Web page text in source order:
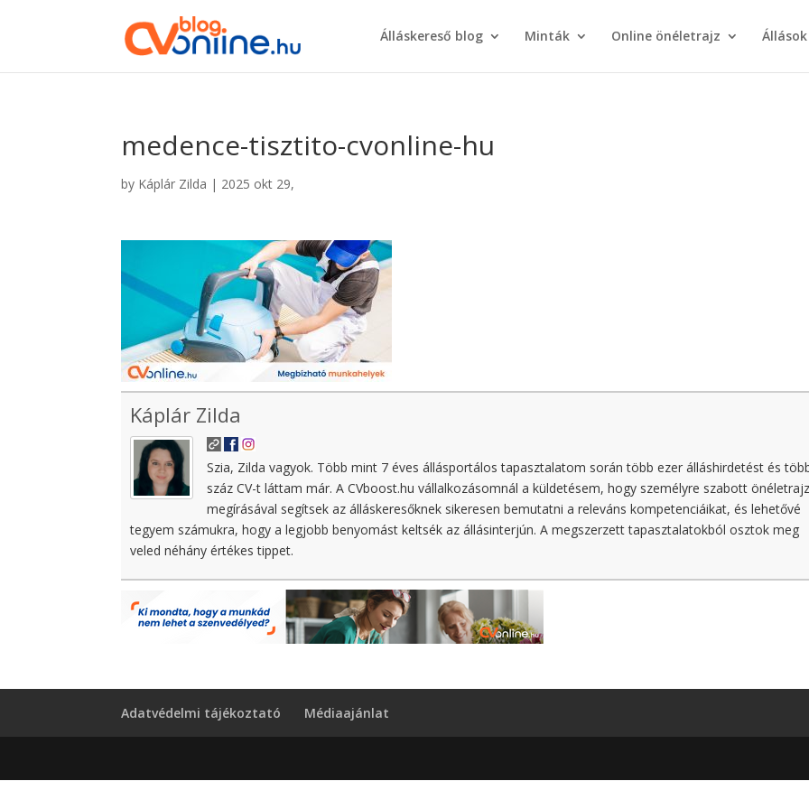
Álláskereső blog Minták Online önéletrajz Állások
medence-tisztito-cvonline-hu
by Káplár Zilda | 2025 okt 29,
Káplár Zilda
Szia, Zilda vagyok. Több mint 7 éves állásportálos tapasztalatom során több ezer álláshirdetést és
száz CV-t láttam már. A CVboost.hu vállalkozásomnál a küldetésem, hogy személyre szabott
megírásával segítsek az álláskeresőknek sikeresen bemutatni a releváns kompetenciáikat, és lehetővé
tegyem számukra, hogy a legjobb benyomást keltsék az állásinterjún. A megszerzett tapasztalatokból osztok meg
veled néhány értékes tippet.
Adatvédelmi tájékoztató Médiaajánlat